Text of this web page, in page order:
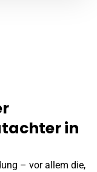
in
– vor allem die,